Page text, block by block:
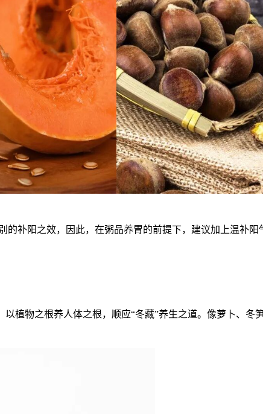
补阳之效，因此，在粥品养胃的前提下，建议加上温补阳
植物之根养人体之根，顺应“冬藏”养生之道。像萝卜、冬